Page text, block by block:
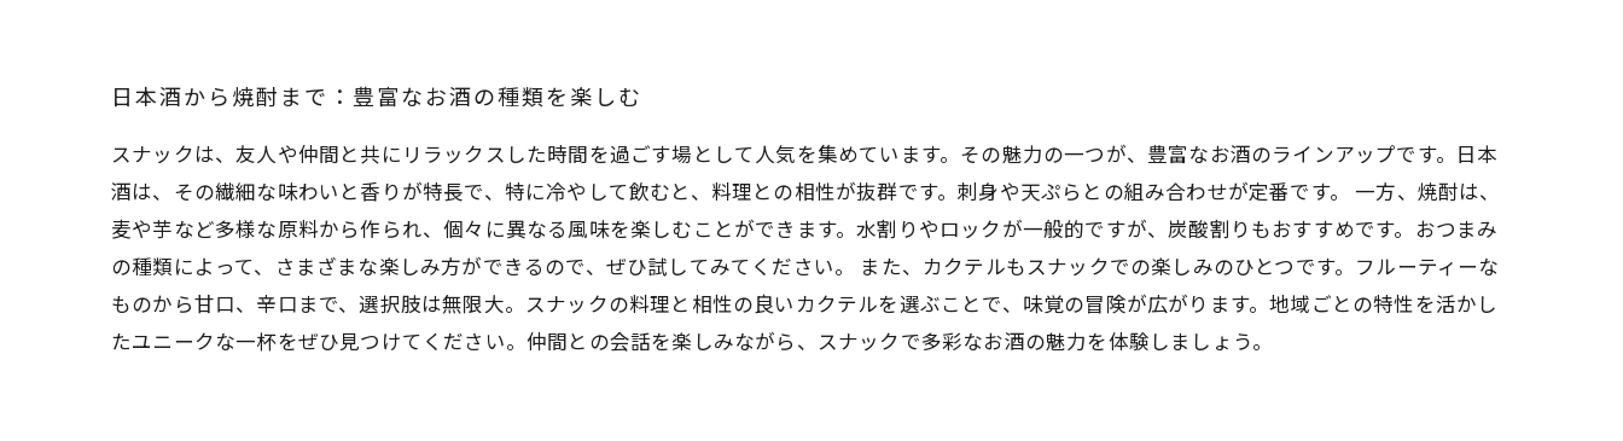
日本酒から焼酎まで：豊富なお酒の種類を楽しむ
スナックは、友人や仲間と共にリラックスした時間を過ごす場として人気を集めています。その魅力の一つが、豊富なお酒のラインアップです。日本
酒は、その繊細な味わいと香りが特長で、特に冷やして飲むと、料理との相性が抜群です。刺身や天ぷらとの組み合わせが定番です。 一方、焼酎は、
麦や芋など多様な原料から作られ、個々に異なる風味を楽しむことができます。水割りやロックが一般的ですが、炭酸割りもおすすめです。おつまみ
の種類によって、さまざまな楽しみ方ができるので、ぜひ試してみてください。 また、カクテルもスナックでの楽しみのひとつです。フルーティーな
ものから甘口、辛口まで、選択肢は無限大。スナックの料理と相性の良いカクテルを選ぶことで、味覚の冒険が広がります。地域ごとの特性を活かし
たユニークな一杯をぜひ見つけてください。仲間との会話を楽しみながら、スナックで多彩なお酒の魅力を体験しましょう。